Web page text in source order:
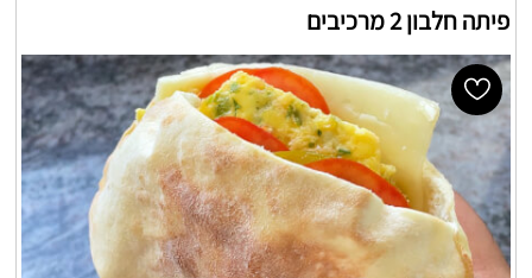
פיתה חלבון 2 מרכיבים